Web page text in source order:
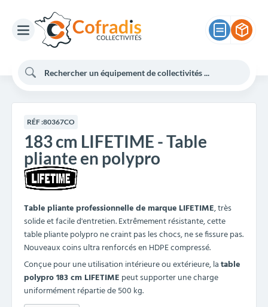
RÉF :80367CO
183 cm LIFETIME - Table
pliante en polypro
Table pliante professionnelle de marque LIFETIME, très
solide et facile d'entretien. Extrêmement résistante, cette
table pliante polypro ne craint pas les chocs, ne se fissure pas.
Nouveaux coins ultra renforcés en HDPE compressé.
Conçue pour une utilisation intérieure ou extérieure, latable
polypro 183 cm LIFETIME peut supporter une charge
uniformément répartie de 500 kg.